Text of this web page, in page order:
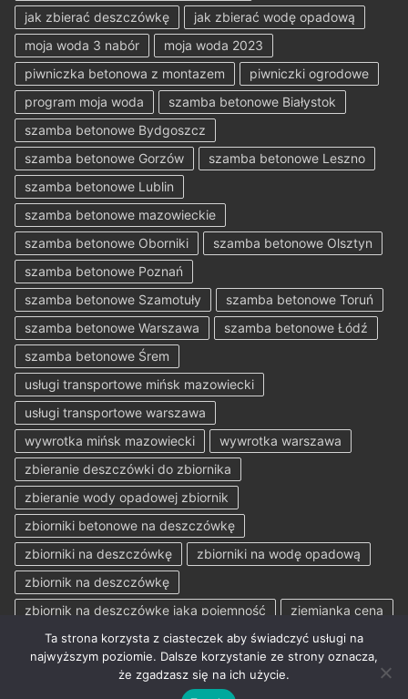
jak zbierać deszczówkę
jak zbierać wodę opadową
moja woda 3 nabór
moja woda 2023
piwniczka betonowa z montazem
piwniczki ogrodowe
program moja woda
szamba betonowe Białystok
szamba betonowe Bydgoszcz
szamba betonowe Gorzów
szamba betonowe Leszno
szamba betonowe Lublin
szamba betonowe mazowieckie
szamba betonowe Oborniki
szamba betonowe Olsztyn
szamba betonowe Poznań
szamba betonowe Szamotuły
szamba betonowe Toruń
szamba betonowe Warszawa
szamba betonowe Łódź
szamba betonowe Śrem
usługi transportowe mińsk mazowiecki
usługi transportowe warszawa
wywrotka mińsk mazowiecki
wywrotka warszawa
zbieranie deszczówki do zbiornika
zbieranie wody opadowej zbiornik
zbiorniki betonowe na deszczówkę
zbiorniki na deszczówkę
zbiorniki na wodę opadową
zbiornik na deszczówkę
zbiornik na deszczówkę jaka pojemność
ziemianka cena
Ta strona korzysta z ciasteczek aby świadczyć usługi na
najwyższym poziomie. Dalsze korzystanie ze strony oznacza,
że zgadzasz się na ich użycie.